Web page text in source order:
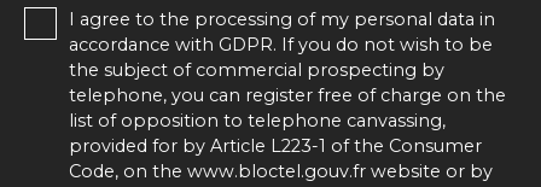
I agree to the processing of my personal data in
accordance with GDPR. If you do not wish to be
the subject of commercial prospecting by
telephone, you can register free of charge on the
list of opposition to telephone canvassing,
provided for by Article L223-1 of the Consumer
Code, on the www.bloctel.gouv.fr website or by